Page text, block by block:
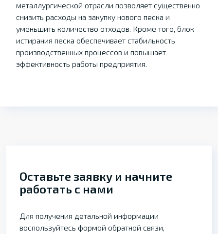
металлургической отрасли позволяет существенно
снизить расходы на закупку нового песка и
уменьшить количество отходов. Кроме того, блок
истирания песка обеспечивает стабильность
производственных процессов и повышает
эффективность работы предприятия.
Оставьте заявку и начните
работать с нами
Для получения детальной информации
воспользуйтесь формой обратной связи,